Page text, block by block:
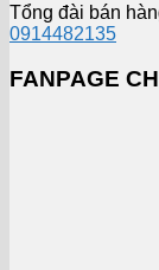
Tổng đài bán
0914482135
FANPAGE